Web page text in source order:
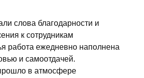
слова благодарности и
к сотрудникам
работа ежедневно наполнена
и самоотдачей.
в атмосфере